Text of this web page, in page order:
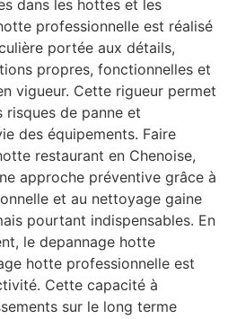
dans les hottes et les
professionnelle est réalisé
portée aux détails,
propres, fonctionnelles et
vigueur. Cette rigueur permet
risques de panne et
des équipements. Faire
restaurant en Chenoise,
approche préventive grâce à
et au nettoyage gaine
pourtant indispensables. En
le depannage hotte
hotte professionnelle est
Cette capacité à
sur le long terme